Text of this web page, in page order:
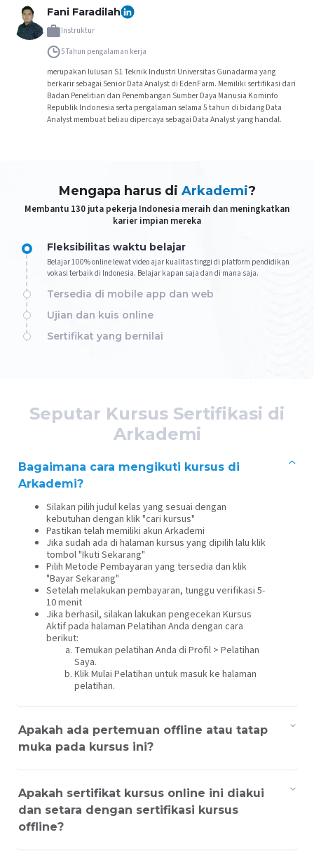
Fani Faradilah
Instruktur
5 Tahun pengalaman kerja
merupakan lulusan S1 Teknik Industri Universitas Gunadarma yang
berkarir sebagai Senior Data Analyst di EdenFarm. Memiliki sertifikasi dari
Badan Penelitian dan Penembangan Sumber Daya Manusia Kominfo
Republik Indonesia serta pengalaman selama 5 tahun di bidang Data
Analyst membuat beliau dipercaya sebagai Data Analyst yang handal.
Mengapa harus di Arkademi?
Membantu 130 juta pekerja Indonesia meraih dan meningkatkan
karier impian mereka
Fleksibilitas waktu belajar
Belajar 100% online lewat video ajar kualitas tinggi di platform pendidikan
vokasi terbaik di Indonesia. Belajar kapan saja dan di mana saja.
Tersedia di mobile app dan web
Ujian dan kuis online
Sertifikat yang bernilai
Seputar Kursus Sertifikasi di
Arkademi
Bagaimana cara mengikuti kursus di
Arkademi?
Silakan pilih judul kelas yang sesuai dengan
kebutuhan dengan klik "cari kursus"
Pastikan telah memiliki akun Arkademi
Jika sudah ada di halaman kursus yang dipilih lalu klik
tombol "Ikuti Sekarang"
Pilih Metode Pembayaran yang tersedia dan klik
"Bayar Sekarang"
Setelah melakukan pembayaran, tunggu verifikasi 5-
10 menit
Jika berhasil, silakan lakukan pengecekan Kursus
Aktif pada halaman Pelatihan Anda dengan cara
berikut:
Temukan pelatihan Anda di Profil > Pelatihan
Saya.
Klik Mulai Pelatihan untuk masuk ke halaman
pelatihan.
Apakah ada pertemuan offline atau tatap
muka pada kursus ini?
Apakah sertifikat kursus online ini diakui
dan setara dengan sertifikasi kursus
offline?